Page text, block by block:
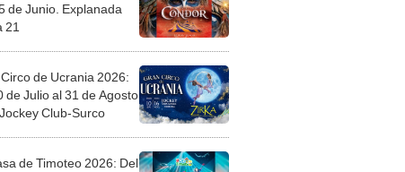
de Junio. Explanada
21
de Ucrania 2026:
de Julio al 31 de Agosto
Club-Surco
de Timoteo 2026: Del